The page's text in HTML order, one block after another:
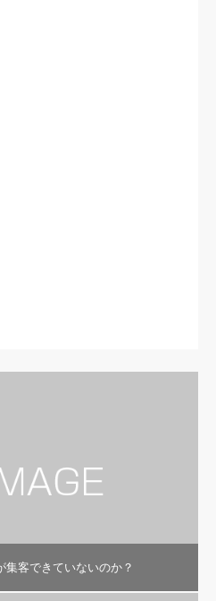
集客できていないのか？